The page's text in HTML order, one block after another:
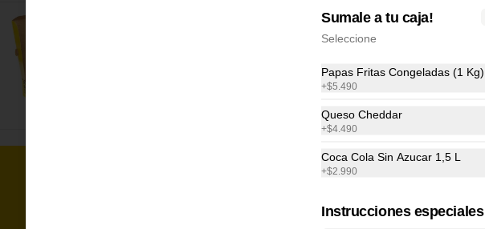
Redes sociales
Sumale a tu caja!
Seleccione
Papas Fritas Congeladas (1 Kg)
+$5.490
Queso Cheddar
+$4.490
Coca Cola Sin Azucar 1,5 L
+$2.990
Instrucciones especiales